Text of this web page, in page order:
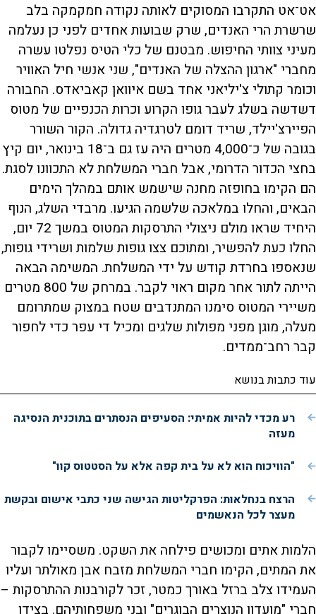
אט־אט התקרבו המסוקים לאותה נקודה חמקמקה בלב
שרשרת הרי האנדים, שרק שבועות אחדים לפני כן נעלמה
מעיני צוותי החיפוש. מבטנם של כלי הטיס נפלטו עשרה
מחברי "ארגון ההצלה של האנדים", שני אנשי חיל האוויר
וכומר קתולי צ'יליאני אחד בשם איוואן קאביאדס. החבורה
דשדשה בשלג לעבר גופו הקרוע וכרות הכנפיים של מטוס
הפיירצ'יילד, שריד דומם לטרגדיה גדולה. הקור השורר
בגובה של כ־4,000 מטרים היה עז גם ב־18 בינואר, יום קיץ
בחצי הכדור הדרומי, אבל חברי המשלחת לא התכוונו לסגת.
הם הקימו בחופזה מחנה שישמש אותם במהלך הימים
הבאים, והחלו במלאכה שלשמה הגיעו. מרבדי השלג, הנוף
היחיד שראו מולם ניצולי התרסקות המטוס במשך 72 יום,
החלו כעת להפשיר, ומתוכם צצו גופות שלמות ושרידי גופות,
שנאספו בחרדת קודש על ידי המשלחת. המשימה הבאה
הייתה לתור אחר מקום ראוי לקבר. במרחק של 800 מטרים
משיירי המטוס סימנו המתנדבים שטח במצוק שמתרומם
מעלה, מוגן מפני מפולות שלגים ומכיל די עפר כדי לחפור
קבר רחב־ממדים.
עוד כתבות בנושא
רע מכדי להיות אמיתי: הסעיפים הנסתרים בתוכנית הנסיגה
מעזה
"הוויכוח הוא לא על בית קפה אלא על הסטטוס קוו"
הרצח בנחלאות: הפרקליטות הגישה שני כתבי אישום ובקשת
מעצר לכל הנאשמים
הלמות אתים ומכושים פילחה את השקט. משסיימו לקבור
את המתים, הקימו חברי המשלחת מזבח אבן מאולתר ועליו
העמידו צלב ברזל באורך כמטר, זכר לקורבנות ההתרסקות –
חברי "מועדון הנוצרים הבוגרים" ובני משפחותיהם. בצידו